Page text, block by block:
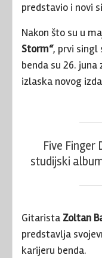
predstavio i novi
Nakon što su u
Storm“, prvi singl
benda su 26.
izlaska novog
Five Finger
studijski
Gitarista Zoltan
predstavlja
karijeru benda.